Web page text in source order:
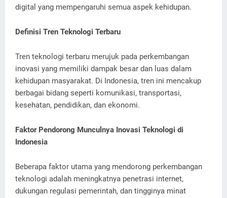
digital yang mempengaruhi semua aspek kehidupan.
Definisi Tren Teknologi Terbaru
Tren teknologi terbaru merujuk pada perkembangan
inovasi yang memiliki dampak besar dan luas dalam
kehidupan masyarakat. Di Indonesia, tren ini mencakup
berbagai bidang seperti komunikasi, transportasi,
kesehatan, pendidikan, dan ekonomi.
Faktor Pendorong Munculnya Inovasi Teknologi di
Indonesia
Beberapa faktor utama yang mendorong perkembangan
teknologi adalah meningkatnya penetrasi internet,
dukungan regulasi pemerintah, dan tingginya minat